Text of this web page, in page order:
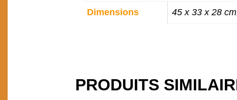
INFORMATIONS
Dimensions 45 x 33 x 28
PRODUITS